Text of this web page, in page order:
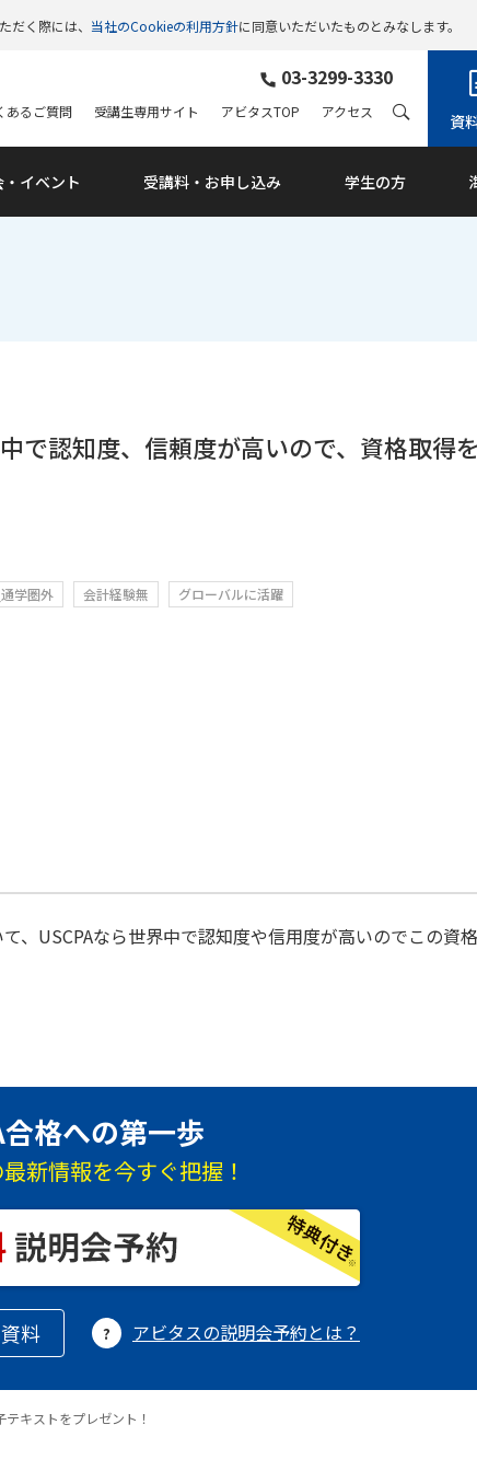
く際には、 当社のCookieの利用方針に同意いただいたものとみなします。
資
03-3299-3330
イベント 受講料・ お申し込み 学生の方
あるご質問 受講生専用サイト アビタスTOP アクセス
で認知度、信頼度が高いので、資格取得
学圏外 会計経験無 グローバルに活躍
、USCPAなら世界中で認知度や信用度が高いのでこの資
合格への第一歩
新情報を今すぐ把握！
料 アビタスの説明会予約とは？
キストをプレゼント！